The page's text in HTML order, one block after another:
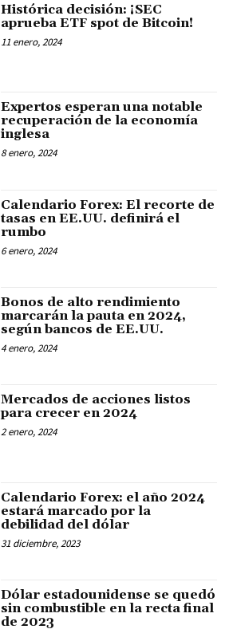
Histórica decisión: ¡SEC
aprueba ETF spot de Bitcoin!
11 enero, 2024
Expertos esperan una notable
recuperación de la economía
inglesa
8 enero, 2024
Calendario Forex: El recorte de
tasas en EE.UU. definirá el
rumbo
6 enero, 2024
Bonos de alto rendimiento
marcarán la pauta en 2024,
según bancos de EE.UU.
4 enero, 2024
Mercados de acciones listos
para crecer en 2024
2 enero, 2024
Calendario Forex: el año 2024
estará marcado por la
debilidad del dólar
31 diciembre, 2023
Dólar estadounidense se quedó
sin combustible en la recta final
de 2023